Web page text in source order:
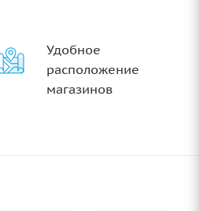
Удобное
расположение
магазинов